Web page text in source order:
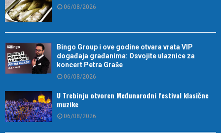
06/08/2026
Bingo Group i ove godine otvara vrata VIP
događaja građanima: Osvojite ulaznice za
koncert Petra Graše
06/08/2026
U Trebinju otvoren Međunarodni festival klasične
muzike
06/08/2026